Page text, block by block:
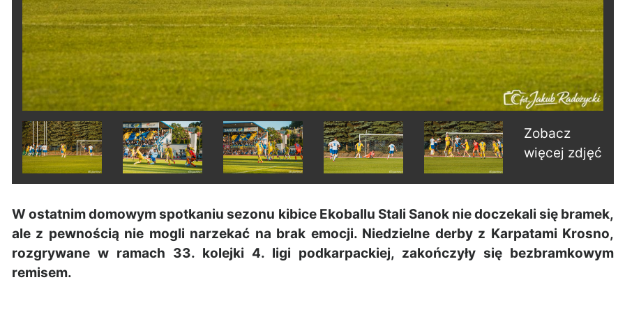
Zobacz
więcej zdjęć
W ostatnim domowym spotkaniu sezonu kibice Ekoballu Stali Sanok nie doczekali się bramek,
ale z pewnością nie mogli narzekać na brak emocji. Niedzielne derby z Karpatami Krosno,
rozgrywane w ramach 33. kolejki 4. ligi podkarpackiej, zakończyły się bezbramkowym
remisem.